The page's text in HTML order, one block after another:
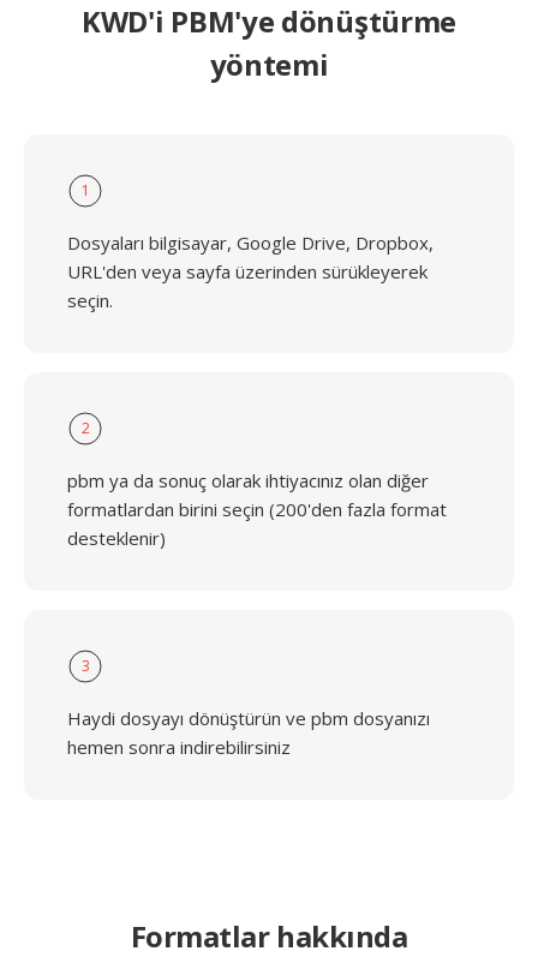
KWD'i PBM'ye dönüştürme
yöntemi
1
Dosyaları bilgisayar, Google Drive, Dropbox,
URL'den veya sayfa üzerinden sürükleyerek
seçin.
2
pbm ya da sonuç olarak ihtiyacınız olan diğer
formatlardan birini seçin (200'den fazla format
desteklenir)
3
Haydi dosyayı dönüştürün ve pbm dosyanızı
hemen sonra indirebilirsiniz
Formatlar hakkında